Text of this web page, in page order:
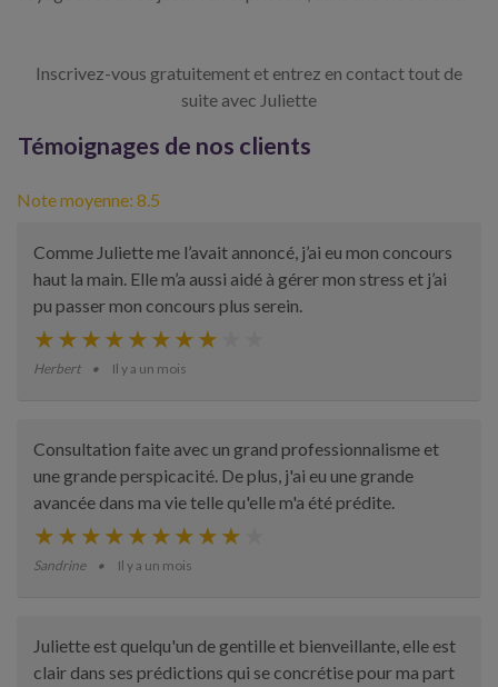
Inscrivez-vous gratuitement et entrez en contact tout de
suite avec Juliette
Témoignages de nos clients
Note moyenne: 8.5
Comme Juliette me l’avait annoncé, j’ai eu mon concours
haut la main. Elle m’a aussi aidé à gérer mon stress et j’ai
pu passer mon concours plus serein.
Herbert Il y a un mois
Consultation faite avec un grand professionnalisme et
une grande perspicacité. De plus, j'ai eu une grande
avancée dans ma vie telle qu'elle m'a été prédite.
Sandrine Il y a un mois
Juliette est quelqu'un de gentille et bienveillante, elle est
clair dans ses prédictions qui se concrétise pour ma part